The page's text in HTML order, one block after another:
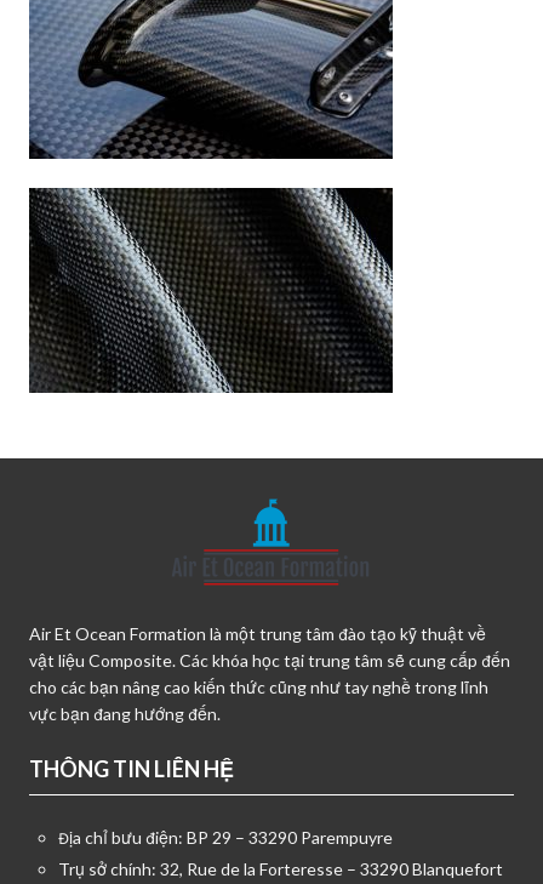
Air Et Ocean Formation là một trung tâm đào tạo kỹ thuật về
vật liệu Composite. Các khóa học tại trung tâm sẽ cung cấp đến
cho các bạn nâng cao kiến thức cũng như tay nghề trong lĩnh
vực bạn đang hướng đến.
THÔNG TIN LIÊN HỆ
Địa chỉ bưu điện: BP 29 – 33290 Parempuyre
Trụ sở chính: 32, Rue de la Forteresse – 33290 Blanquefort